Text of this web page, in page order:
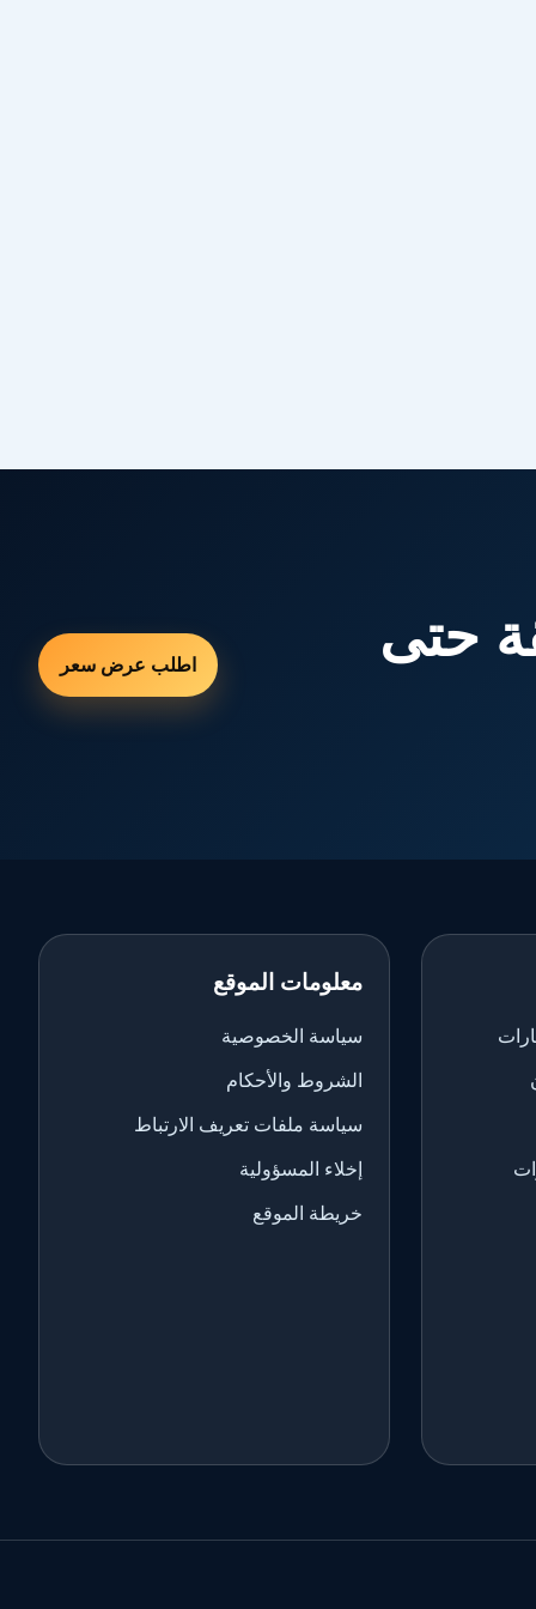
حتى اطلب عرض سعر
معلومات الموقع
سياسة الخصوصية
الشروط والأحكام
سياسة ملفات تعريف الارتباط
إخلاء المسؤولية
خريطة الموقع